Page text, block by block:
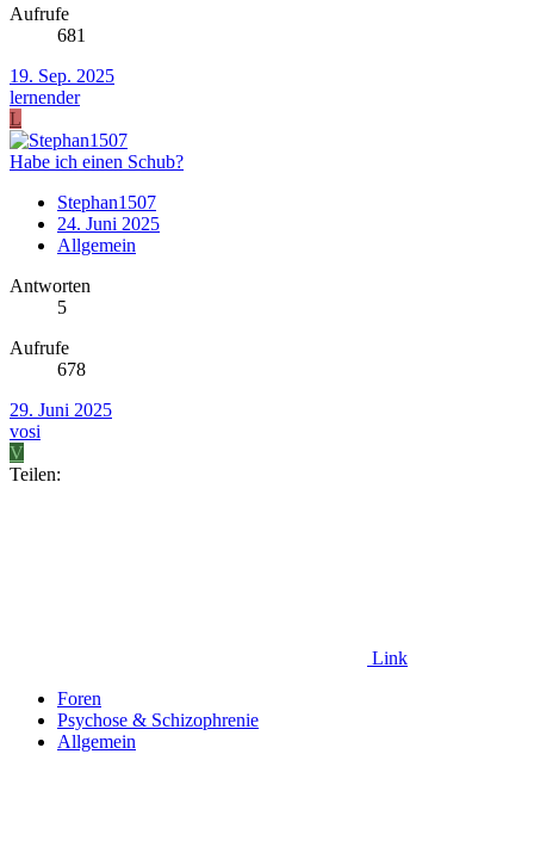
Aufrufe
681
19. Sep. 2025
lernender
L
Habe ich einen Schub?
Stephan1507
24. Juni 2025
Allgemein
Antworten
5
Aufrufe
678
29. Juni 2025
vosi
V
Teilen:
Link
Foren
Psychose & Schizophrenie
Allgemein